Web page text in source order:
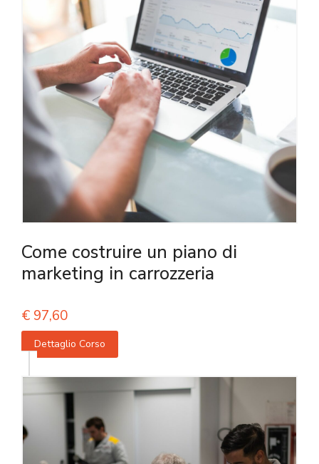
Come costruire un piano di
marketing in carrozzeria
€ 97,60
Dettaglio Corso